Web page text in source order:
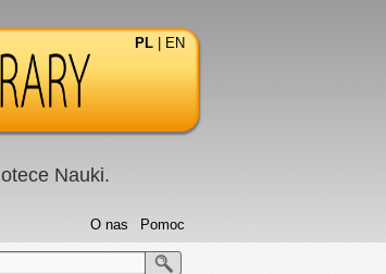
PL EN
Nauki.
Pomoc
O nas